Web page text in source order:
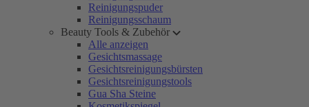
Reinigungspuder
Reinigungsschaum
Beauty Tools & Zubehör
Alle anzeigen
Gesichtsmassage
Gesichtsreinigungsbürsten
Gesichtsreinigungstools
Gua Sha Steine